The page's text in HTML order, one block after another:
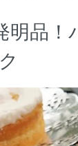
明品！